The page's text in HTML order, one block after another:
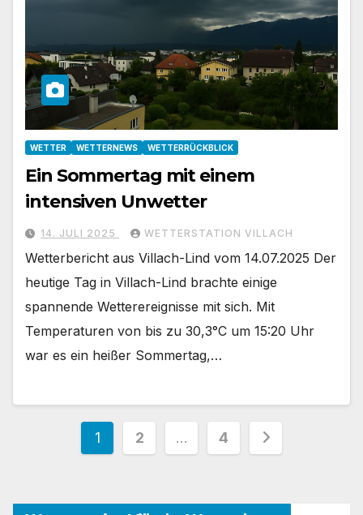
WETTER WETTERNEWS WETTERRÜCKBLICK
Ein Sommertag mit einem
intensiven Unwetter
14. JULI 2025 WETTERSTATION VILLACH
Wetterbericht aus Villach-Lind vom 14.07.2025 Der
heutige Tag in Villach-Lind brachte einige
spannende Wetterereignisse mit sich. Mit
Temperaturen von bis zu 30,3°C um 15:20 Uhr
war es ein heißer Sommertag,…
Seitennummerierung
Beiträge
1 2 … 4